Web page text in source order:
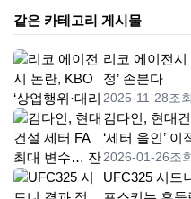
같은 카테고리 게시물
리코 에이전시
정’ 손본다
2025-11-28조
김다인, 현대
‘세터 올인’ 이
2026-01-26조
UFC325 시드